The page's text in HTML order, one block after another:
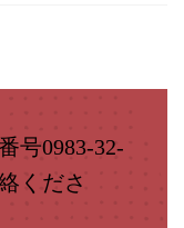
号0983-32-
くださ